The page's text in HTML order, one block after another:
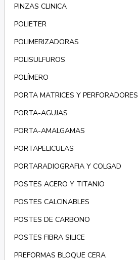
PINZAS CLINICA
POLIETER
POLIMERIZADORAS
POLISULFUROS
POLÍMERO
PORTA MATRICES Y PERFORADORES
PORTA-AGUJAS
PORTA-AMALGAMAS
PORTAPELICULAS
PORTARADIOGRAFIA Y COLGAD
POSTES ACERO Y TITANIO
POSTES CALCINABLES
POSTES DE CARBONO
POSTES FIBRA SILICE
PREFORMAS BLOQUE CERA